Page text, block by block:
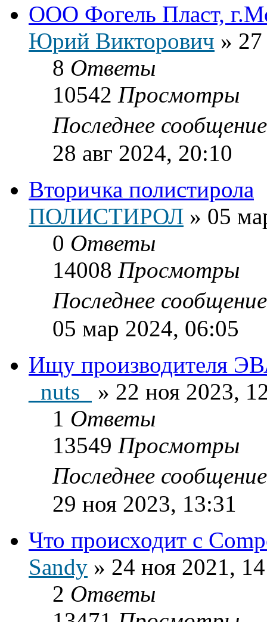
ООО Фогель Пласт,
Юрий Викторович »
8 Ответы
10542 Просмотры
Последнее
28 авг 2024, 20:10
Вторичка полистирола
ПОЛИСТИРОЛ » 05
0 Ответы
14008 Просмотры
Последнее
05 мар 2024, 06:05
Ищу производителя
_nuts_
» 22 ноя 2023,
1 Ответы
13549 Просмотры
Последнее
29 ноя 2023, 13:31
Что происходит c
Sandy » 24 ноя 2021,
2 Ответы